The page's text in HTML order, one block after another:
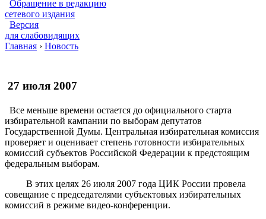
Обращение в редакцию
сетевого издания
Версия
для слабовидящих
Главная › Новость
27 июля 2007
Все меньше времени остается до официального старта
избирательной кампании по выборам депутатов
Государственной Думы. Центральная избирательная комиссия
проверяет и оценивает степень готовности избирательных
комиссий субъектов Российской Федерации к предстоящим
федеральным выборам.
В этих целях 26 июля 2007 года ЦИК России провела
совещание с председателями субъектовых избирательных
комиссий в режиме видео-конференции.